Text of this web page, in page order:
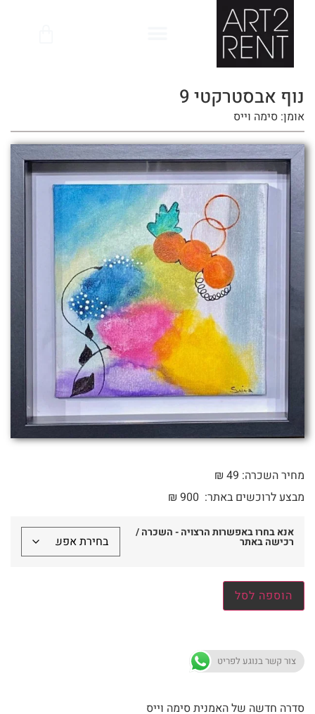
נוף אבסטרקטי 9
אומן: סימה וייס
מחיר השכרה: 49 ₪
מבצע לרוכשים באתר:
₪ 900
אנא בחרו באפשרות הרצויה - השכרה /
רכישה באתר
הוספה לסל
צור קשר בנוגע לפריט
סדרה חדשה של האמנית סימה וייס